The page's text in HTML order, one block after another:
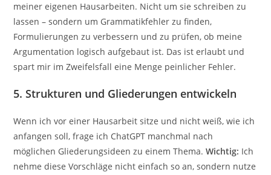
meiner eigenen Hausarbeiten. Nicht um sie schreiben zu
lassen – sondern um Grammatikfehler zu finden,
Formulierungen zu verbessern und zu prüfen, ob meine
Argumentation logisch aufgebaut ist. Das ist erlaubt und
spart mir im Zweifelsfall eine Menge peinlicher Fehler.
5. Strukturen und Gliederungen entwickeln
Wenn ich vor einer Hausarbeit sitze und nicht weiß, wie ich
anfangen soll, frage ich ChatGPT manchmal nach
möglichen Gliederungsideen zu einem Thema.Wichtig: Ich
nehme diese Vorschläge nicht einfach so an, sondern nutze